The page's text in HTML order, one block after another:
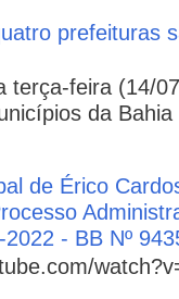
prefeituras
terça-feira (14/
da
de Érico
2022 - BB Nº